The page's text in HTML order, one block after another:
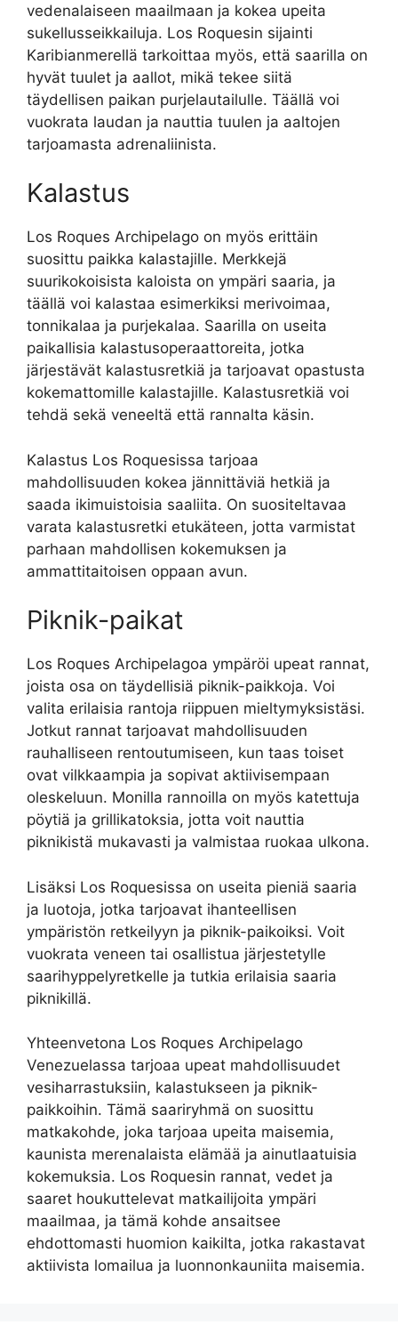
vedenalaiseen maailmaan ja kokea upeita
sukellusseikkailuja. Los Roquesin sijainti
Karibianmerellä tarkoittaa myös, että saarilla on
hyvät tuulet ja aallot, mikä tekee siitä
täydellisen paikan purjelautailulle. Täällä voi
vuokrata laudan ja nauttia tuulen ja aaltojen
tarjoamasta adrenaliinista.
Kalastus
Los Roques Archipelago on myös erittäin
suosittu paikka kalastajille. Merkkejä
suurikokoisista kaloista on ympäri saaria, ja
täällä voi kalastaa esimerkiksi merivoimaa,
tonnikalaa ja purjekalaa. Saarilla on useita
paikallisia kalastusoperaattoreita, jotka
järjestävät kalastusretkiä ja tarjoavat opastusta
kokemattomille kalastajille. Kalastusretkiä voi
tehdä sekä veneeltä että rannalta käsin.
Kalastus Los Roquesissa tarjoaa
mahdollisuuden kokea jännittäviä hetkiä ja
saada ikimuistoisia saaliita. On suositeltavaa
varata kalastusretki etukäteen, jotta varmistat
parhaan mahdollisen kokemuksen ja
ammattitaitoisen oppaan avun.
Piknik-paikat
Los Roques Archipelagoa ympäröi upeat rannat,
joista osa on täydellisiä piknik-paikkoja. Voi
valita erilaisia rantoja riippuen mieltymyksistäsi.
Jotkut rannat tarjoavat mahdollisuuden
rauhalliseen rentoutumiseen, kun taas toiset
ovat vilkkaampia ja sopivat aktiivisempaan
oleskeluun. Monilla rannoilla on myös katettuja
pöytiä ja grillikatoksia, jotta voit nauttia
piknikistä mukavasti ja valmistaa ruokaa ulkona.
Lisäksi Los Roquesissa on useita pieniä saaria
ja luotoja, jotka tarjoavat ihanteellisen
ympäristön retkeilyyn ja piknik-paikoiksi. Voit
vuokrata veneen tai osallistua järjestetylle
saarihyppelyretkelle ja tutkia erilaisia saaria
piknikillä.
Yhteenvetona Los Roques Archipelago
Venezuelassa tarjoaa upeat mahdollisuudet
vesiharrastuksiin, kalastukseen ja piknik-
paikkoihin. Tämä saariryhmä on suosittu
matkakohde, joka tarjoaa upeita maisemia,
kaunista merenalaista elämää ja ainutlaatuisia
kokemuksia. Los Roquesin rannat, vedet ja
saaret houkuttelevat matkailijoita ympäri
maailmaa, ja tämä kohde ansaitsee
ehdottomasti huomion kaikilta, jotka rakastavat
aktiivista lomailua ja luonnonkauniita maisemia.